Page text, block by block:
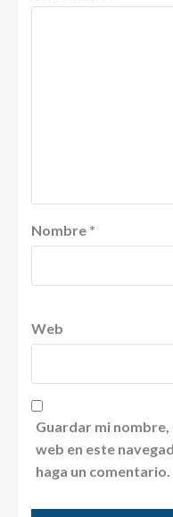
Nombre *
Web
Guardar mi
web en este
haga un comentario.